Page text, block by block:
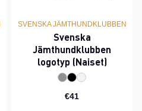
SVENSKA JÄMTHUNDKLUBBEN
Svenska
Jämthundklubben
logotyp (Naiset)
€41